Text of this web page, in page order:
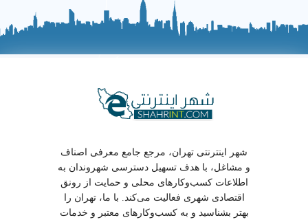
شهر اینترنتی تهران، مرجع جامع معرفی اصناف
و مشاغل، با هدف تسهیل دسترسی شهروندان به
اطلاعات کسب‌وکارهای محلی و حمایت از رونق
اقتصادی شهری فعالیت می‌کند. با ما، تهران را
بهتر بشناسید و به کسب‌وکارهای معتبر و خدمات